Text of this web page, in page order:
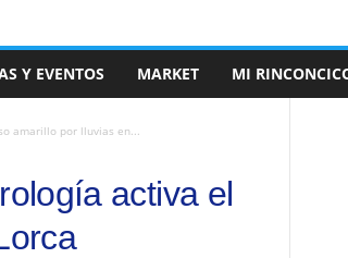
Y EVENTOS MARKET MI
amarillo por lluvias en...
activa el